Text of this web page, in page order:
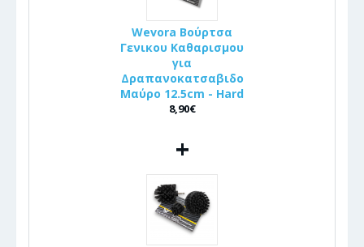
Wevora Βούρτσα
Γενικου Καθαρισμου
για
Δραπανοκατσαβιδο
Μαύρο 12.5cm - Hard
8,90€
+